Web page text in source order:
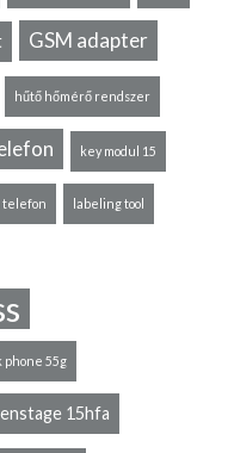
GSM adapter
hűtő hőmérő rendszer
key modul 15
telefon labeling tool
phone 55g
15hfa